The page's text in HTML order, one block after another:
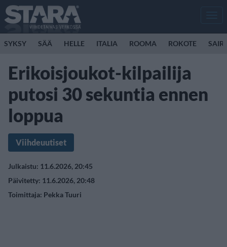
SYKSY SÄÄ HELLE ITALIA ROOMA ROKOTE
Erikoisjoukot-kilpailija
putosi 30 sekuntia ennen
loppua
Viihdeuutiset
Julkaistu: 11.6.2026, 20:45
Päivitetty: 11.6.2026, 20:48
Toimittaja: Pekka Tuuri